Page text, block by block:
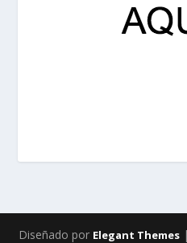
Diseñado por Elegant Themes|